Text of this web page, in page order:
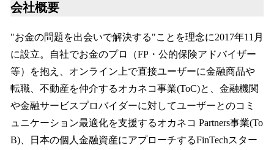
会社概要
"お金の問題を出会いで解決する"ことを理念に2017年11月
に設立。自社でお金のプロ（FP・公的保険アドバイザー
等）を抱え、オンライン上で直接ユーザーに金融商品や
転職、不動産を仲介するオカネコ事業(ToC)と、金融機関
や金融サービスプロバイダーに対してユーザーとのコミ
ュニケーション最適化を支援するオカネコ Partners事業(To
B)、日本の個人金融資産にアプローチするFinTechスター